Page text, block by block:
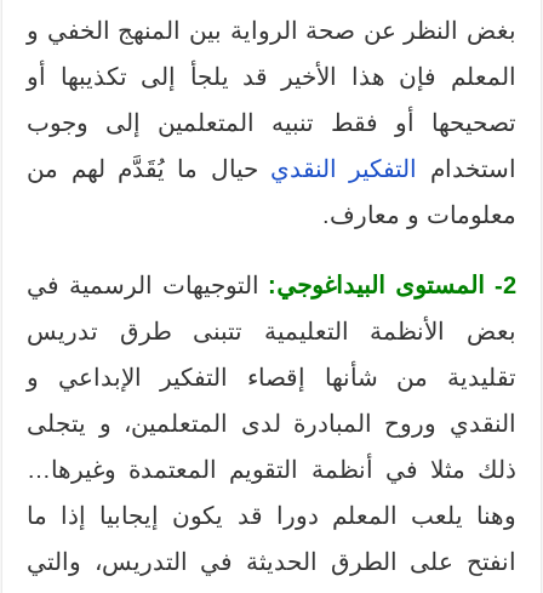
بغض النظر عن صحة الرواية بين المنهج الخفي و
المعلم فإن هذا الأخير قد يلجأ إلى تكذيبها أو
تصحيحها أو فقط تنبيه المتعلمين إلى وجوب
استخدام
التفكير النقدي حيال ما يُقَدَّم لهم من
معلومات و معارف.
2- المستوى البيداغوجي:
التوجيهات الرسمية في
بعض الأنظمة التعليمية تتبنى طرق تدريس
تقليدية من شأنها إقصاء التفكير الإبداعي و
النقدي وروح المبادرة لدى المتعلمين، و يتجلى
ذلك مثلا في أنظمة التقويم المعتمدة وغيرها…
وهنا يلعب المعلم دورا قد يكون إيجابيا إذا ما
انفتح على الطرق الحديثة في التدريس، والتي